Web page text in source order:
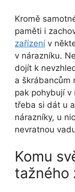
Kromě
paměti i
zařízenív
v nárazníku.
dojít k
a škrábancům
pak pohybují v
třeba si dát u
nárazníky, u
nevratnou
Komu
tažného